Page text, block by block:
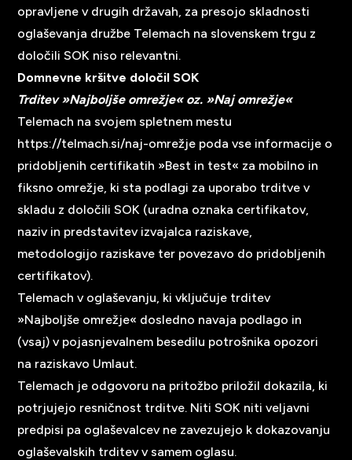
opravljene v drugih državah, za presojo skladnosti
oglaševanja družbe Telemach na slovenskem trgu z
določili SOK niso relevantni.
Domnevne kršitve določil SOK
Trditev »Najboljše omrežje« oz. »Naj omrežje«
Telemach na svojem spletnem mestu
https://telmach.si/naj-omrežje poda vse informacije o
pridobljenih certifikatih »Best in test« za mobilno in
fiksno omrežje, ki sta podlagi za uporabo trditve v
skladu z določili SOK (uradna oznaka certifikatov,
naziv in predstavitev izvajalca raziskave,
metodologijo raziskave ter povezavo do pridobljenih
certifikatov).
Telemach v oglaševanju, ki vključuje trditev
»Najboljše omrežje« dosledno navaja podlago in
(vsaj) v pojasnjevalnem besedilu potrošnika opozori
na raziskavo Umlaut.
Telemach je odgovoru na pritožbo priložil dokazila, ki
potrjujejo resničnost trditve. Niti SOK niti veljavni
predpisi pa oglaševalcev ne zavezujejo k dokazovanju
oglaševalskih trditev v samem oglasu.